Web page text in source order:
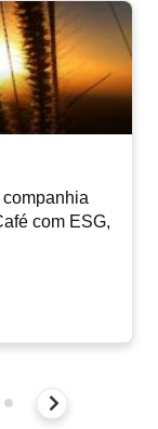
com ESG,